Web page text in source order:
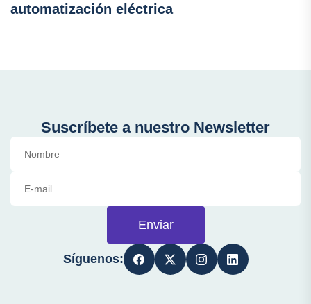
automatización eléctrica
Suscríbete a nuestro Newsletter
Enviar
Síguenos: